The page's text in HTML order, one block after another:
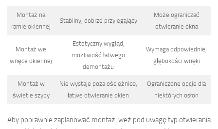
Montaż na
ramie okiennej
Stabilny, dobrze przylegający
Może ograniczać
otwieranie okna
Montaż we
wnęce okiennej
Estetyczny wygląd,
możliwość łatwego
demontażu
Wymaga odpowiedniej
głębokości wnęki
Montaż w
świetle szyby
Nie wystaje poza ościeżnicę,
łatwe otwieranie okien
Ograniczone opcje dla
niektórych osłon
Aby poprawnie zaplanować montaż, weź pod uwagę typ otwierania